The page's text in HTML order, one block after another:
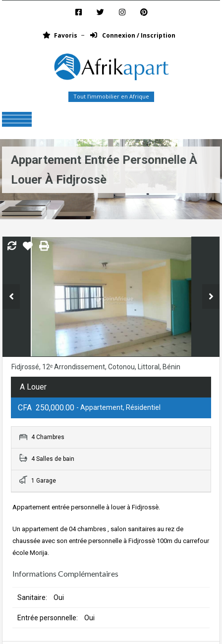
Favoris Connexion / Inscription
Tout l’immobilier en Afrique
Appartement Entrée Personnelle À
Louer À Fidjrossè
Fidjrossé, 12ᵉ Arrondissement, Cotonou, Littoral, Bénin
A Louer
CFA 250,000.00 - Appartement, Résidentiel
4 Chambres
4 Salles de bain
1 Garage
Appartement entrée personnelle à louer à Fidjrossè.
Un appartement de 04 chambres , salon sanitaires au rez de
chaussée avec son entrée personnelle à Fidjrossè 100m du carrefour
école Morija.
Informations Complémentaires
Sanitaire: Oui
Entrée personnelle: Oui